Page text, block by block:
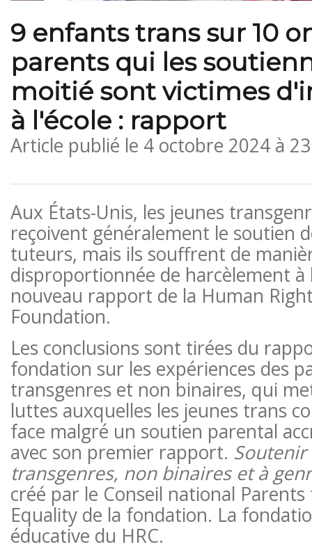
9 enfants trans sur 10
parents qui les
moitié sont victimes
à l'école : rapport
Article publié le 4 octobre 2024 à
Aux États-Unis, les jeunes
reçoivent généralement le soutien
tuteurs, mais ils souffrent de
disproportionnée de harcèlement à
nouveau rapport de la Human
Foundation.
Les conclusions sont tirées du
fondation sur les expériences des
transgenres et non binaires, qui
luttes auxquelles les jeunes trans
face malgré un soutien parental
avec son premier rapport.
transgenres, non binaires et à
créé par le Conseil national
Equality de la fondation. La
éducative du HRC.